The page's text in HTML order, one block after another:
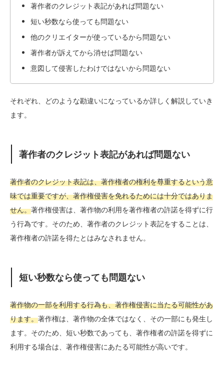
著作者のクレジット表記があれば問題ない
短い秒数なら使っても問題ない
他のクリエイターが使っているから問題ない
著作者が訴えてから消せば問題ない
意図して侵害したわけではないから問題ない
それぞれ、どのような勘違いになっているか詳しく解説していき
ます。
著作者のクレジット表記があれば問題ない
著作者のクレジット表記は、著作権者の権利を尊重するという意
味では重要ですが、著作権侵害を免れるためには十分ではありま
せん。著作権侵害は、著作物の利用を著作権者の許諾を得ずに行
う行為です。そのため、著作者のクレジット表記をすることは、
著作権者の許諾を得たとはみなされません。
短い秒数なら使っても問題ない
著作物の一部を利用する行為も、著作権侵害に当たる可能性があ
ります。著作権は、著作物の全体ではなく、その一部にも発生し
ます。そのため、短い秒数であっても、著作権者の許諾を得ずに
利用する場合は、著作権侵害にあたる可能性が高いです。